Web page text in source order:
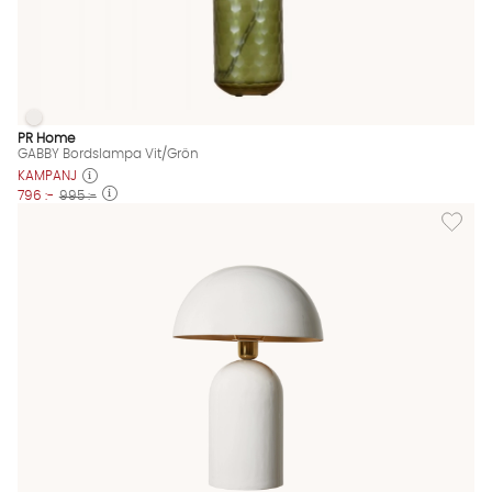
GABBY Bordslampa Vit/Grön Finns även i dessa färger:
GABBY Bordslampa Vit/Grön
PR Home
GABBY Bordslampa Vit/Grön
KAMPANJ
796 :- 995 :-
Lägg